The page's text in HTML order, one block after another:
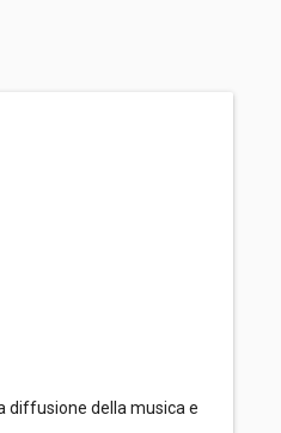
diffusione della musica e